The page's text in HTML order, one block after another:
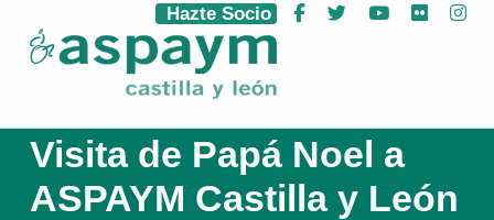
ASPAYM Castilla y León
Hazte Socio Facebook
Twitter YouTube
Flickr
Visita de Papá Noel a
ASPAYM Castilla y León